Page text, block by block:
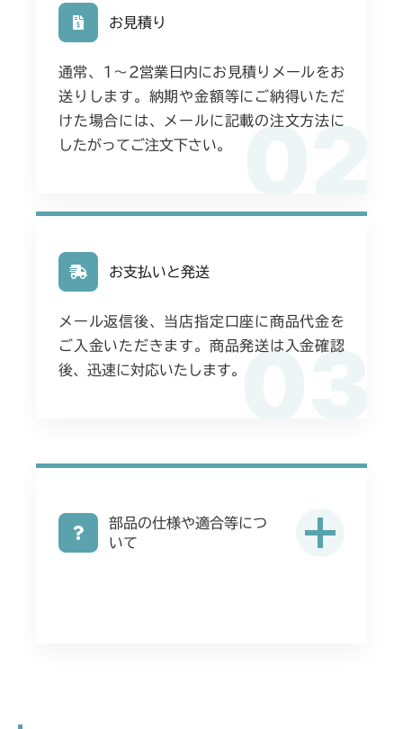
02
お見積り
通常、1〜2営業日内にお見積りメールをお
送りします。納期や金額等にご納得いただ
けた場合には、メールに記載の注文方法に
したがってご注文下さい。
03
お支払いと発送
メール返信後、当店指定口座に商品代金を
ご入金いただきます。商品発送は入金確認
後、迅速に対応いたします。
部品の仕様や適合等につ
いて